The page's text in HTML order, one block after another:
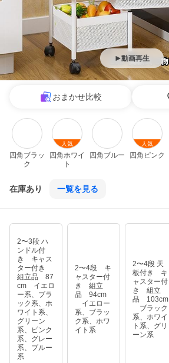
動画再生
おまかせ比較
四角ブラッ
ク
人気
四角ホワイ
ト
四角ブルー
人気
四角ピンク
在庫あり 一覧を見る
2〜3段 ハ
ンドル付
き キャス
ター付き
組立品 87
cm イエロ
ー系、ブラ
ック系、ホ
ワイト系、
グリーン
系、ピンク
系、グレー
系、ブルー
系
2〜4段 キ
ャスター付
き 組立
品 94cm
イエロー
系、ブラッ
ク系、ホワ
イト系
2〜4段 天
板付き キ
ャスター付
き 組立
品 103cm
ブラック
系、ホワイ
ト系、グリ
ーン系